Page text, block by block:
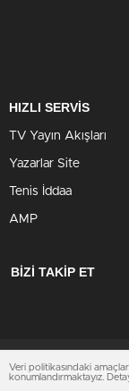
HIZLI SERVİS
TV Yayın Akışları
Yazarlar Site
Tenis İddaa
AMP
BİZİ TAKİP ET
Çerezler ile ilgili
Veri politikasındaki
konumlandırmaktayız.